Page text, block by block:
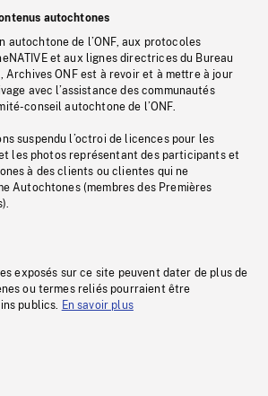
autochtones
autochtone de l’ONF, aux protocoles
et aux lignes directrices du Bureau
Archives ONF est à revoir et à mettre à jour
avec l’assistance des communautés
conseil autochtone de l’ONF.
suspendu l’octroi de licences pour les
les photos représentant des participants et
à des clients ou clientes qui ne
Autochtones (membres des Premières
exposés sur ce site peuvent dater de plus de
ou termes reliés pourraient être
publics. En savoir plus